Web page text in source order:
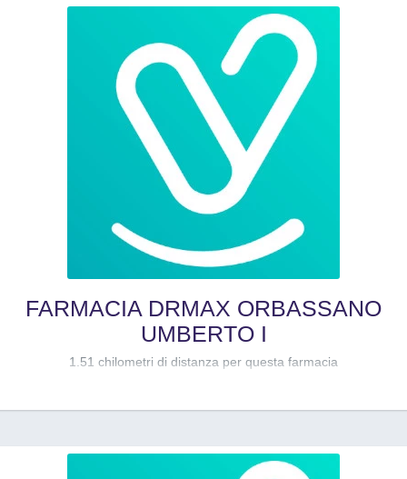
FARMACIA DRMAX ORBASSANO
UMBERTO I
1.51 chilometri di distanza per questa farmacia